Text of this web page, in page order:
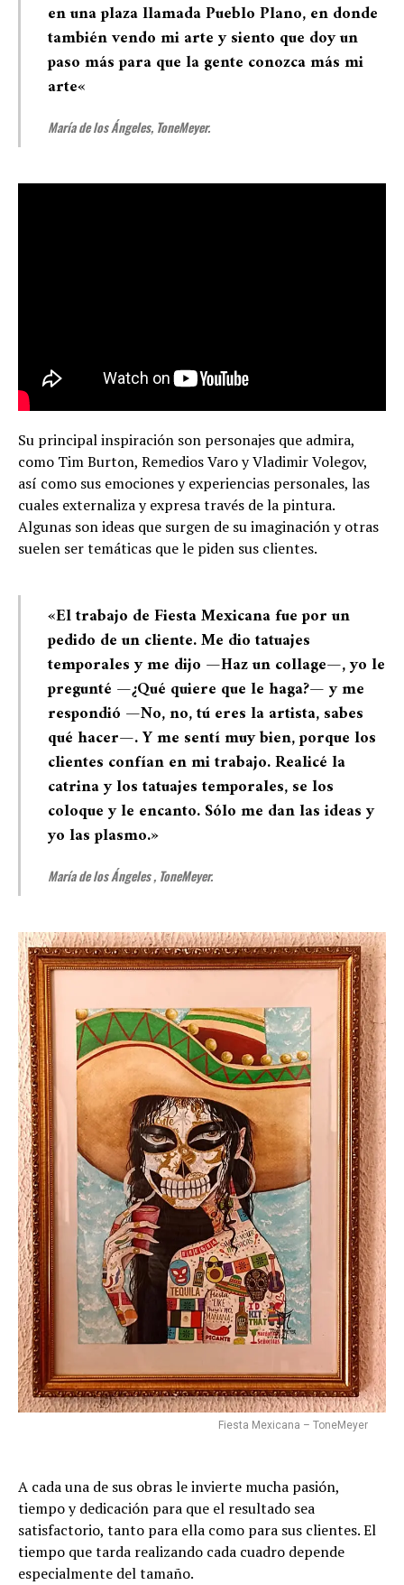
en una plaza llamada Pueblo Plano, en donde
también vendo mi arte y siento que doy un
paso más para que la gente conozca más mi
arte«
María de los Ángeles, ToneMeyer.
Su principal inspiración son personajes que admira,
como Tim Burton, Remedios Varo y Vladimir Volegov,
así como sus emociones y experiencias personales, las
cuales externaliza y expresa través de la pintura.
Algunas son ideas que surgen de su imaginación y otras
suelen ser temáticas que le piden sus clientes.
«El trabajo de Fiesta Mexicana fue por un
pedido de un cliente. Me dio tatuajes
temporales y me dijo —Haz un collage—, yo le
pregunté —¿Qué quiere que le haga?— y me
respondió —No, no, tú eres la artista, sabes
qué hacer—. Y me sentí muy bien, porque los
clientes confían en mi trabajo. Realicé la
catrina y los tatuajes temporales, se los
coloque y le encanto. Sólo me dan las ideas y
yo las plasmo.»
María de los Ángeles , ToneMeyer.
Fiesta Mexicana – ToneMeyer
A cada una de sus obras le invierte mucha pasión,
tiempo y dedicación para que el resultado sea
satisfactorio, tanto para ella como para sus clientes. El
tiempo que tarda realizando cada cuadro depende
especialmente del tamaño.